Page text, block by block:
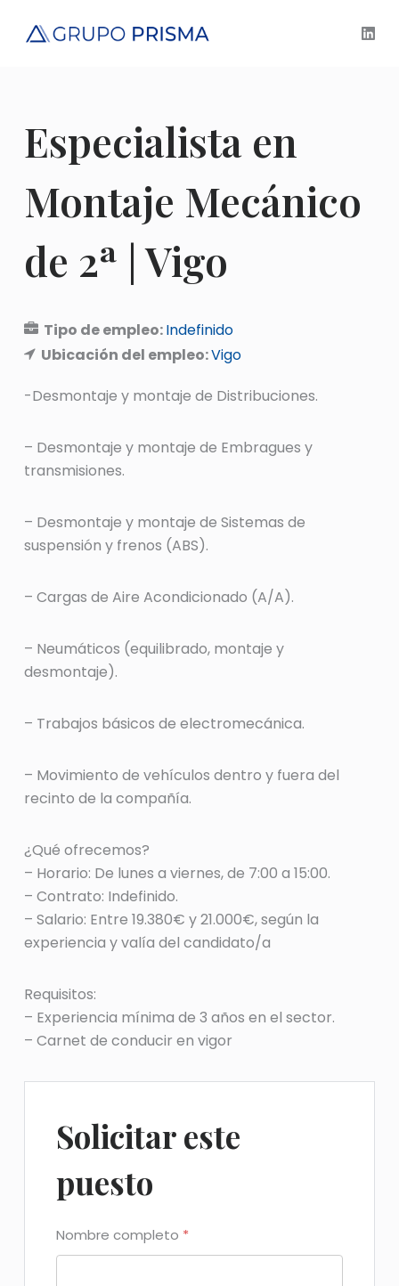
a
a
n
o
Especialista en
Montaje Mecánico
de 2ª | Vigo
Tipo de empleo:Indefinido
Ubicación del empleo:Vigo
-Desmontaje y montaje de Distribuciones.
– Desmontaje y montaje de Embragues y
transmisiones.
– Desmontaje y montaje de Sistemas de
suspensión y frenos (ABS).
– Cargas de Aire Acondicionado (A/A).
– Neumáticos (equilibrado, montaje y
desmontaje).
– Trabajos básicos de electromecánica.
– Movimiento de vehículos dentro y fuera del
recinto de la compañía.
¿Qué ofrecemos?
– Horario: De lunes a viernes, de 7:00 a 15:00.
– Contrato: Indefinido.
– Salario: Entre 19.380€ y 21.000€, según la
experiencia y valía del candidato/a
Requisitos:
– Experiencia mínima de 3 años en el sector.
– Carnet de conducir en vigor
Solicitar este
puesto
Nombre completo *